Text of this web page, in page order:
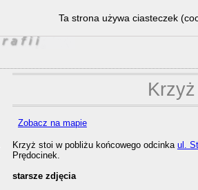
Zobacz na mapie
Krzyż stoi w pobliżu końcowego odcinka ul.
Prędocinek.
starsze zdjęcia
Ta strona używa ciasteczek